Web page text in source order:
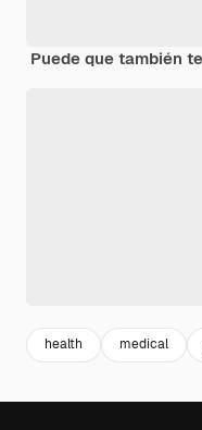
Puede que también
health medical